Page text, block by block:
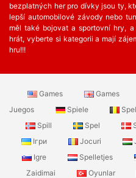
bezplatných her ​​pro dívky jsou ty,
lepší automobilové závody nebo
měl také bojovat a sportovní hry,
hrát, vyberte si kategorii a mají
hru!!!
Games Games
Juegos
Spiele
Spill
Spel
Ігри
Jocuri
Igre
Spelletjes
Zaidimai
Oyunlar